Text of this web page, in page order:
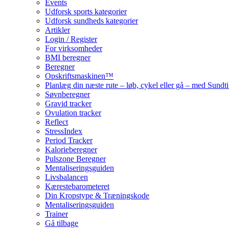
Events
Udforsk sports kategorier
Udforsk sundheds kategorier
Artikler
Login / Register
For virksomheder
BMI beregner
Beregner
Opskriftsmaskinen™
Planlæg din næste rute – løb, cykel eller gå – med
Søvnberegner
Gravid tracker
Ovulation tracker
Reflect
StressIndex
Period Tracker
Kalorieberegner
Pulszone Beregner
Mentaliseringsguiden
Livsbalancen
Kærestebarometeret
Din Kropstype & Træningskode
Mentaliseringsguiden
Trainer
Gå tilbage